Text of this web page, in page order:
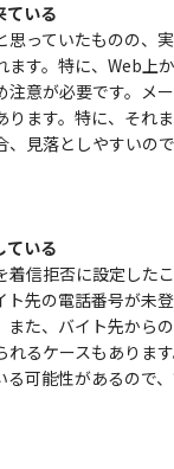
ている
思っていたものの、
ます。特に、Web上
注意が必要です。メ
ります。特に、それ
、見落としやすいの
ている
着信拒否に設定した
ト先の電話番号が未
また、バイト先から
れるケースもありま
る可能性があるので